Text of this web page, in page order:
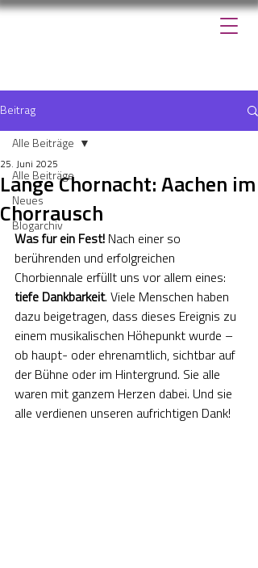
Beitrag
Alle Beiträge
Neues
Blogarchiv
Alle Beiträge
Lange Chornacht: Aachen im
Chorrausch
25. Juni 2025
Was für ein Fest! Nach einer so
berührenden und erfolgreichen
Chorbiennale erfüllt uns vor allem eines:
tiefe Dankbarkeit. Viele Menschen haben
dazu beigetragen, dass dieses Ereignis zu
einem musikalischen Höhepunkt wurde –
ob haupt- oder ehrenamtlich, sichtbar auf
der Bühne oder im Hintergrund. Sie alle
waren mit ganzem Herzen dabei. Und sie
alle verdienen unseren aufrichtigen Dank!